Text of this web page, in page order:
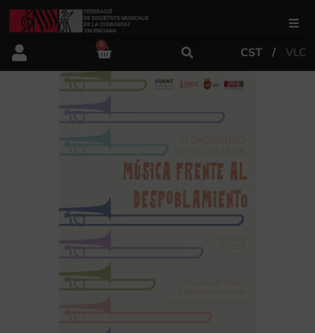
FSMCV
0
CST VLC